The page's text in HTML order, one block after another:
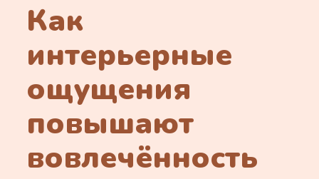
Как
интерьерные
ощущения
повышают
вовлечённость